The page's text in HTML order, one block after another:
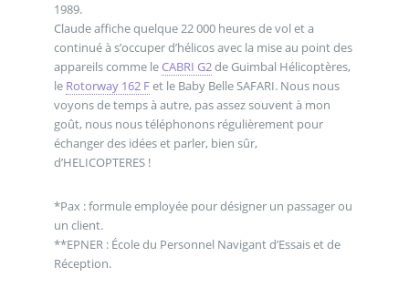
1989.
Claude affiche quelque 22 000 heures de vol et a
continué à s’occuper d’hélicos avec la mise au point des
appareils comme leCABRI G2de Guimbal Hélicoptères,
le Rotorway 162 Fet le Baby Belle SAFARI. Nous nous
voyons de temps à autre, pas assez souvent à mon
goût, nous nous téléphonons régulièrement pour
échanger des idées et parler, bien sûr,
d’HELICOPTERES !
*Pax : formule employée pour désigner un passager ou
un client.
**EPNER : École du Personnel Navigant d’Essais et de
Réception.